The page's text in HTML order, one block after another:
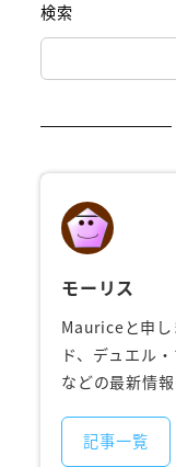
検索
モーリス
Mauriceと申し
ド、デュエル
などの最新情
記事一覧